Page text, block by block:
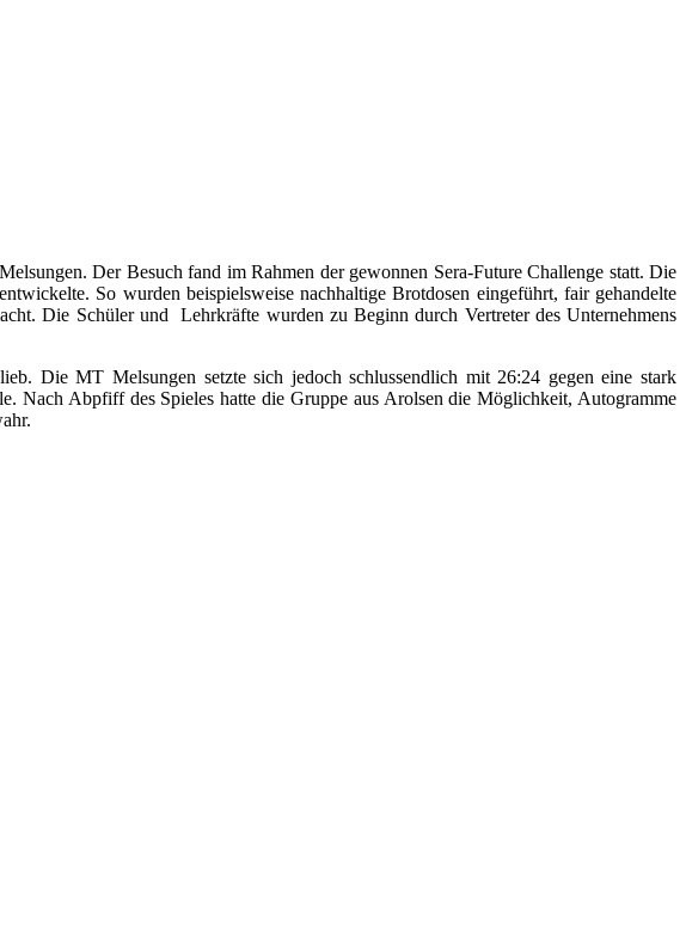
Der Besuch fand im Rahmen der gewonnen Sera-Future Challenge statt. Die
So wurden beispielsweise nachhaltige Brotdosen eingeführt, fair gehandelte
Die Schüler und
Lehrkräfte wurden zu Beginn durch Vertreter des Unternehmens
Die MT Melsungen setzte sich jedoch schlussendlich mit 26:24 gegen eine stark
Nach Abpfiff des Spieles hatte die Gruppe aus Arolsen die Möglichkeit, Autogramme